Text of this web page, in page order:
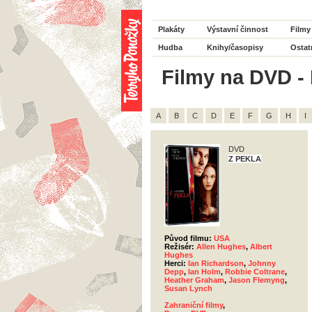
Plakáty Výstavní činnost Filmy
Hudba Knihy/časopisy
Filmy na DVD
A B C D E F G H I
DVD
Z PEKLA
Původ filmu: USA
Režisér: Allen Hughes, Albert
Hughes
Herci: Ian Richardson, Johnny
Depp, Ian Holm, Robbie Coltrane,
Heather Graham, Jason Flemyng,
Susan Lynch
Zahraniční filmy,